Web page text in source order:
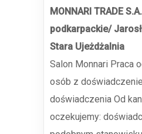
MONNARI TRADE S.A.
podkarpackie/
Stara Ujeżdżalnia
Salon Monnari Praca
osób z
doświadczenia Od
oczekujemy: